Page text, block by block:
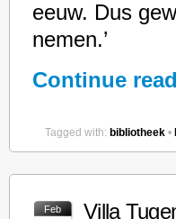
eeuw. Dus
nemen.’
Continue
Tagged with: bibliotheek •
Feb Villa